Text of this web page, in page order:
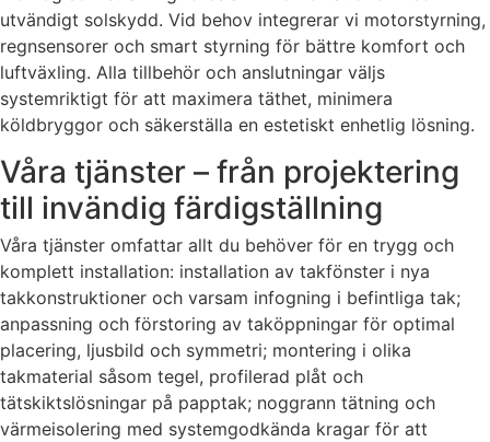
utvändigt solskydd. Vid behov integrerar vi motorstyrning,
regnsensorer och smart styrning för bättre komfort och
luftväxling. Alla tillbehör och anslutningar väljs
systemriktigt för att maximera täthet, minimera
köldbryggor och säkerställa en estetiskt enhetlig lösning.
Våra tjänster – från projektering
till invändig färdigställning
Våra tjänster omfattar allt du behöver för en trygg och
komplett installation: installation av takfönster i nya
takkonstruktioner och varsam infogning i befintliga tak;
anpassning och förstoring av taköppningar för optimal
placering, ljusbild och symmetri; montering i olika
takmaterial såsom tegel, profilerad plåt och
tätskiktslösningar på papptak; noggrann tätning och
värmeisolering med systemgodkända kragar för att